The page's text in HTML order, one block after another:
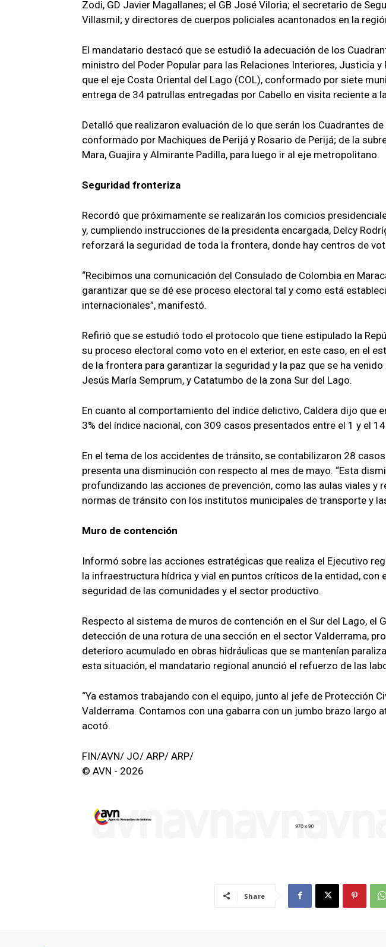
Zodi, GD Javier Magallanes; el GB José Viloria; el secretario de
Villasmil; y directores de cuerpos policiales acantonados en la
El mandatario destacó que se estudió la adecuación de los
ministro del Poder Popular para las Relaciones Interiores, Justicia y
que el eje Costa Oriental del Lago (COL), conformado por siete
entrega de 34 patrullas entregadas por Cabello en visita reciente a
Detalló que realizaron evaluación de lo que serán los Cuadrantes
conformado por Machiques de Perijá y Rosario de Perijá; de la
Mara, Guajira y Almirante Padilla, para luego ir al eje metropolitano.
Seguridad fronteriza
Recordó que próximamente se realizarán los comicios
y, cumpliendo instrucciones de la presidenta encargada, Delcy
reforzará la seguridad de toda la frontera, donde hay centros de
“Recibimos una comunicación del Consulado de Colombia en
garantizar que se dé ese proceso electoral tal y como está
internacionales”, manifestó.
Refirió que se estudió todo el protocolo que tiene estipulado la
su proceso electoral como voto en el exterior, en este caso, en el
de la frontera para garantizar la seguridad y la paz que se ha
Jesús María Semprum, y Catatumbo de la zona Sur del Lago.
En cuanto al comportamiento del índice delictivo, Caldera dijo que
3% del índice nacional, con 309 casos presentados entre el 1 y el
En el tema de los accidentes de tránsito, se contabilizaron 28
presenta una disminución con respecto al mes de mayo. “Esta
profundizando las acciones de prevención, como las aulas viales y
normas de tránsito con los institutos municipales de transporte y
Muro de contención
Informó sobre las acciones estratégicas que realiza el Ejecutivo
la infraestructura hídrica y vial en puntos críticos de la entidad, con
seguridad de las comunidades y el sector productivo.
Respecto al sistema de muros de contención en el Sur del Lago, el
detección de una rotura de una sección en el sector Valderrama,
deterioro acumulado en obras hidráulicas que se mantenían
esta situación, el mandatario regional anunció el refuerzo de las
“Ya estamos trabajando con el equipo, junto al jefe de Protección
Valderrama. Contamos con una gabarra con un jumbo brazo largo
acotó.
FIN/AVN/ JO/ ARP/ ARP/
© AVN - 2026
Share